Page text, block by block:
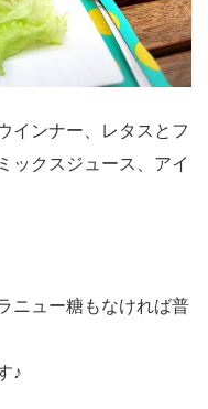
インナー、レタスとフ
ックスジュース、アイ
ニュー糖もなければ普
♪